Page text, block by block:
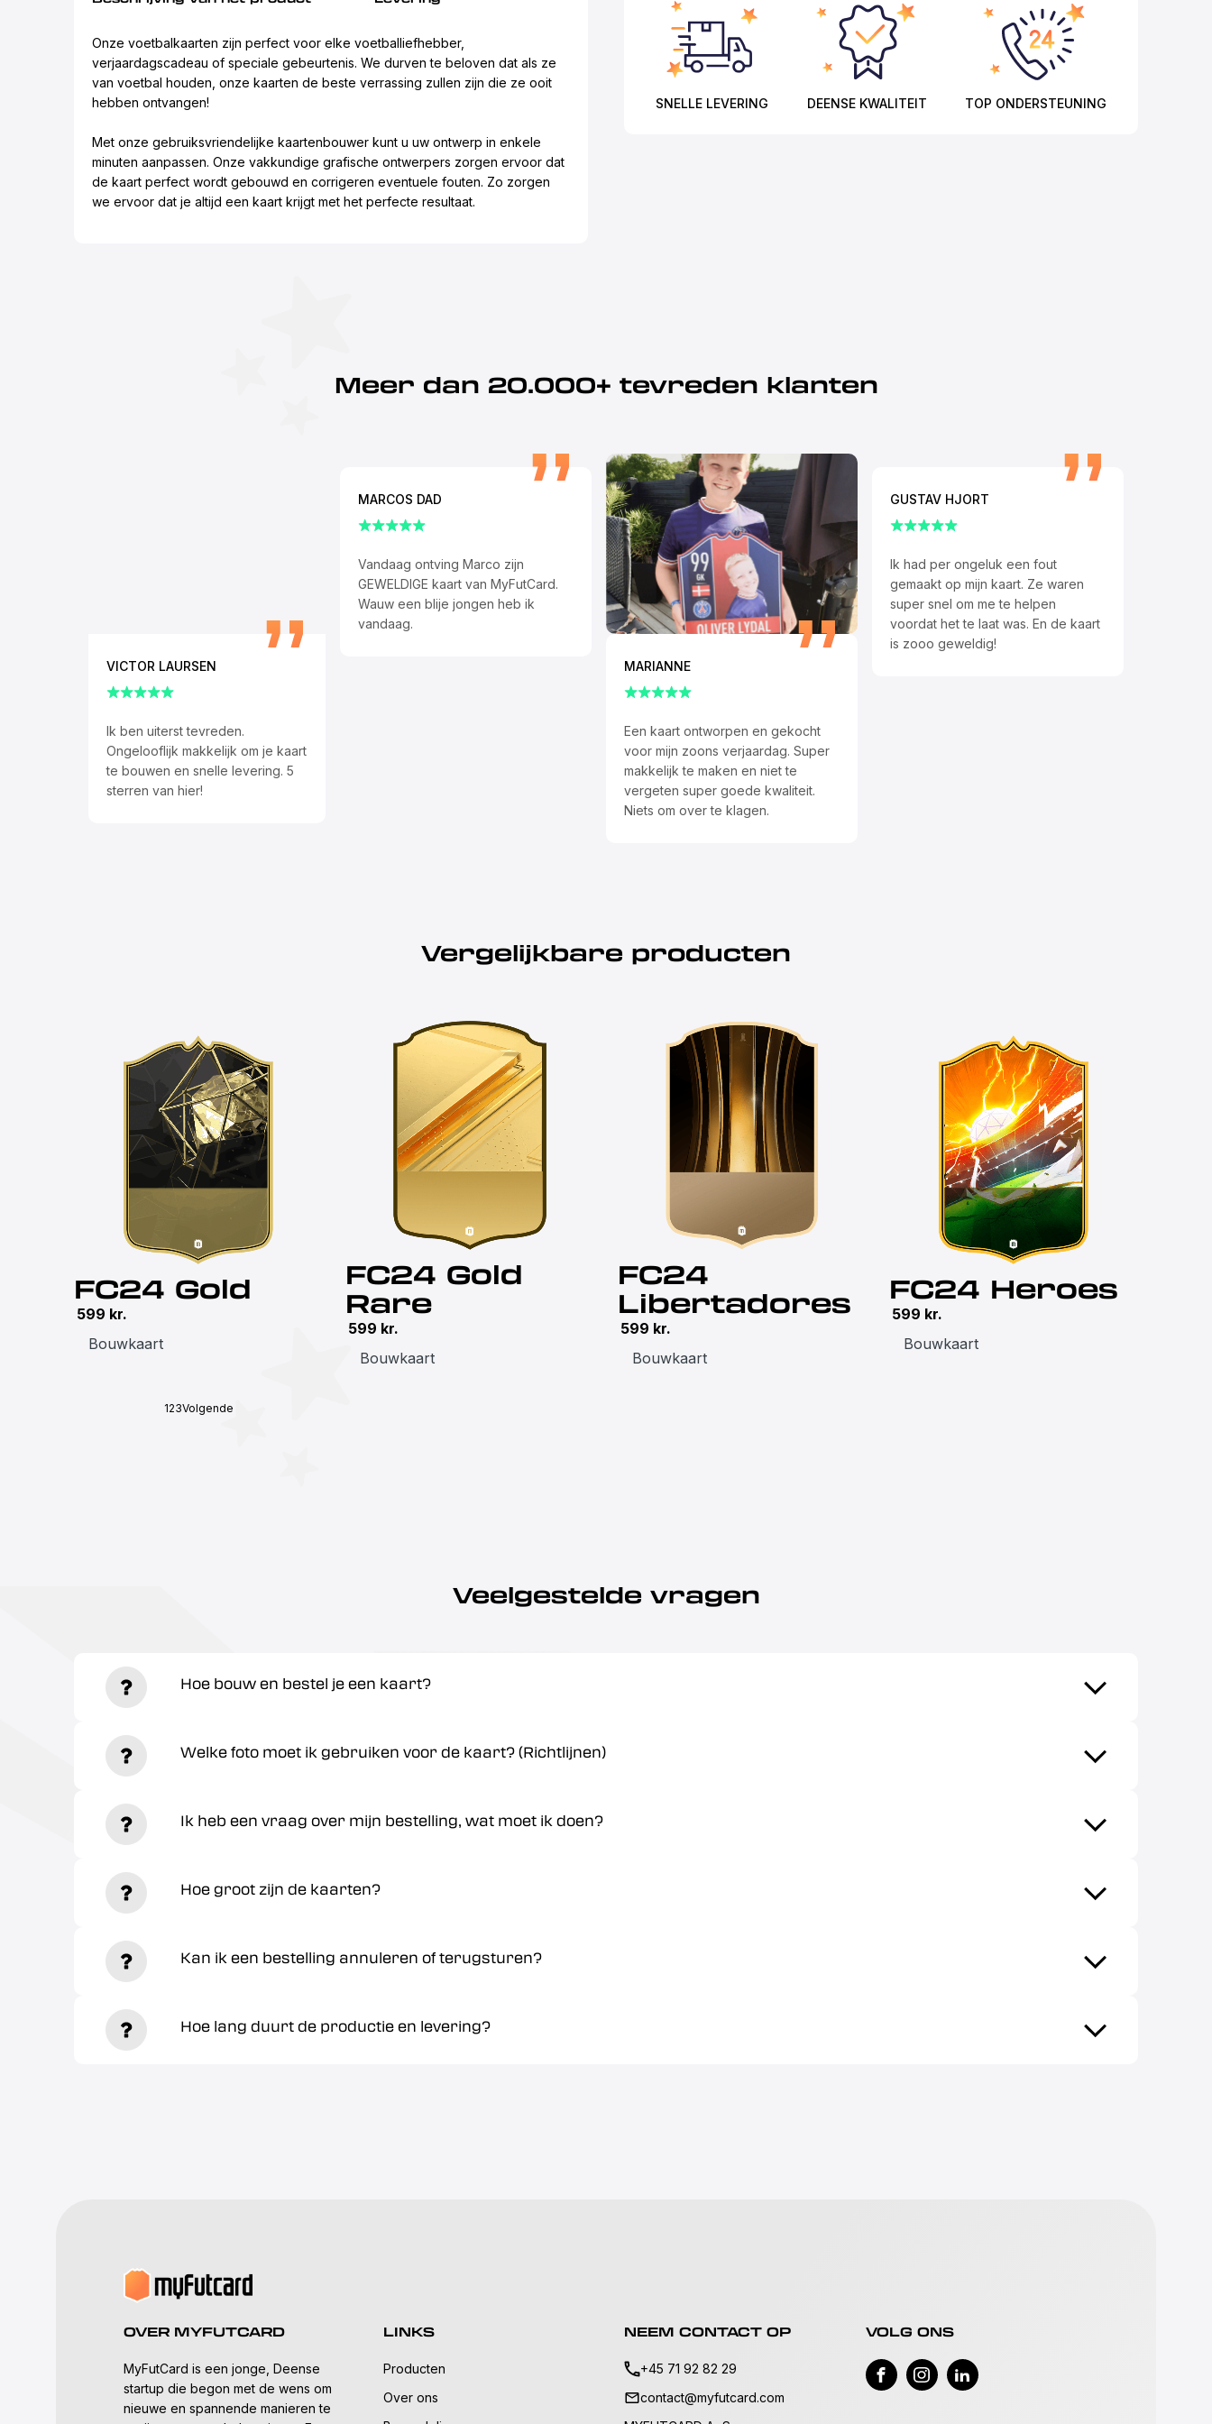
Onze voetbalkaarten zijn perfect voor elke voetballiefhebber,
verjaardagscadeau of speciale gebeurtenis. We durven te beloven dat als ze
van voetbal houden, onze kaarten de beste verrassing zullen zijn die ze ooit
hebben ontvangen!
Met onze gebruiksvriendelijke kaartenbouwer kunt u uw ontwerp in enkele
minuten aanpassen. Onze vakkundige grafische ontwerpers zorgen ervoor dat
de kaart perfect wordt gebouwd en corrigeren eventuele fouten. Zo zorgen
we ervoor dat je altijd een kaart krijgt met het perfecte resultaat.
SNELLE LEVERING DEENSE KWALITEIT TOP ONDERSTEUNING
Meer dan 20.000+ tevreden klanten
VICTOR LAURSEN
Ik ben uiterst tevreden.
Ongelooflijk makkelijk om je kaart
te bouwen en snelle levering. 5
sterren van hier!
MARCOS DAD
Vandaag ontving Marco zijn
GEWELDIGE kaart van MyFutCard.
Wauw een blije jongen heb ik
vandaag.
MARIANNE
Een kaart ontworpen en gekocht
voor mijn zoons verjaardag. Super
makkelijk te maken en niet te
vergeten super goede kwaliteit.
Niets om over te klagen.
GUSTAV HJORT
Ik had per ongeluk een fout
gemaakt op mijn kaart. Ze waren
super snel om me te helpen
voordat het te laat was. En de kaart
is zooo geweldig!
Vergelijkbare producten
FC24 Gold
599 kr.
Bouwkaart
FC24 Gold
Rare
599 kr.
Bouwkaart
FC24
Libertadores
599 kr.
Bouwkaart
FC24 Heroes
599 kr.
Bouwkaart
123Volgende
Veelgestelde vragen
Hoe bouw en bestel je een kaart?
Welke foto moet ik gebruiken voor de kaart? (Richtlijnen)
Ik heb een vraag over mijn bestelling, wat moet ik doen?
Hoe groot zijn de kaarten?
Kan ik een bestelling annuleren of terugsturen?
Hoe lang duurt de productie en levering?
OVER MYFUTCARD
MyFutCard is een jonge, Deense
startup die begon met de wens om
nieuwe en spannende manieren te
LINKS
Producten
Over ons
NEEM CONTACT OP
+45 71 92 82 29
contact@myfutcard.com
VOLG ONS